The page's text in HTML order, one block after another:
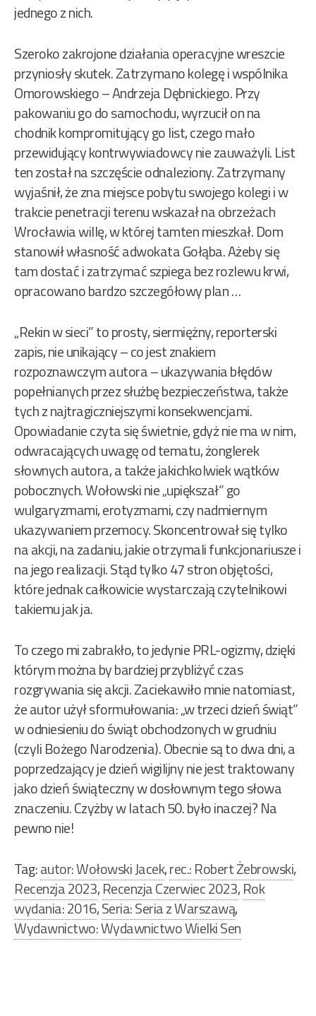
jednego z nich.
Szeroko zakrojone działania operacyjne wreszcie
przyniosły skutek. Zatrzymano kolegę i wspólnika
Omorowskiego – Andrzeja Dębnickiego. Przy
pakowaniu go do samochodu, wyrzucił on na
chodnik kompromitujący go list, czego mało
przewidujący kontrwywiadowcy nie zauważyli. List
ten został na szczęście odnaleziony. Zatrzymany
wyjaśnił, że zna miejsce pobytu swojego kolegi i w
trakcie penetracji terenu wskazał na obrzeżach
Wrocławia willę, w której tamten mieszkał. Dom
stanowił własność adwokata Gołąba. Ażeby się
tam dostać i zatrzymać szpiega bez rozlewu krwi,
opracowano bardzo szczegółowy plan …
„Rekin w sieci” to prosty, siermiężny, reporterski
zapis, nie unikający – co jest znakiem
rozpoznawczym autora – ukazywania błędów
popełnianych przez służbę bezpieczeństwa, także
tych z najtragiczniejszymi konsekwencjami.
Opowiadanie czyta się świetnie, gdyż nie ma w nim,
odwracających uwagę od tematu, żonglerek
słownych autora, a także jakichkolwiek wątków
pobocznych. Wołowski nie „upiększał” go
wulgaryzmami, erotyzmami, czy nadmiernym
ukazywaniem przemocy. Skoncentrował się tylko
na akcji, na zadaniu, jakie otrzymali funkcjonariusze i
na jego realizacji. Stąd tylko 47 stron objętości,
które jednak całkowicie wystarczają czytelnikowi
takiemu jak ja.
To czego mi zabrakło, to jedynie PRL-ogizmy, dzięki
którym można by bardziej przybliżyć czas
rozgrywania się akcji. Zaciekawiło mnie natomiast,
że autor użył sformułowania: „w trzeci dzień świąt”
w odniesieniu do świąt obchodzonych w grudniu
(czyli Bożego Narodzenia). Obecnie są to dwa dni, a
poprzedzający je dzień wigilijny nie jest traktowany
jako dzień świąteczny w dosłownym tego słowa
znaczeniu. Czyżby w latach 50. było inaczej? Na
pewno nie!
Tag:autor: Wołowski Jacek,rec.: Robert Żebrowski,
Recenzja 2023,Recenzja Czerwiec 2023,Rok
wydania: 2016,Seria: Seria z Warszawą,
Wydawnictwo: Wydawnictwo Wielki Sen